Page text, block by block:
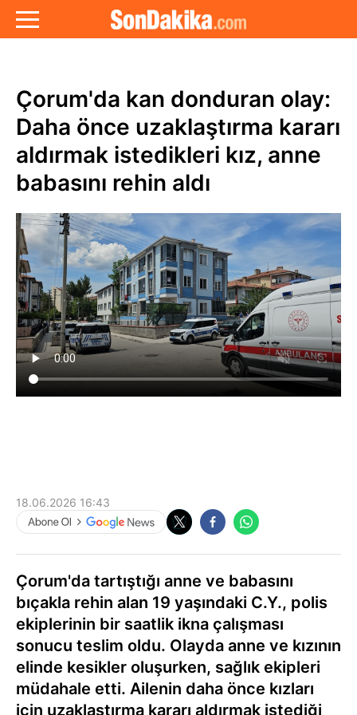
Çorum'da kan donduran olay:
Daha önce uzaklaştırma kararı
aldırmak istedikleri kız, anne
babasını rehin aldı
18.06.2026 16:43
Çorum'da tartıştığı anne ve babasını
bıçakla rehin alan 19 yaşındaki C.Y., polis
ekiplerinin bir saatlik ikna çalışması
sonucu teslim oldu. Olayda anne ve kızının
elinde kesikler oluşurken, sağlık ekipleri
müdahale etti. Ailenin daha önce kızları
için uzaklaştırma kararı aldırmak istediği